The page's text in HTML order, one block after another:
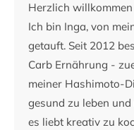
Herzlich
Ich bin Inga, von
getauft. Seit 2012
Carb Ernährung -
meiner Hashimoto-
gesund zu leben
es liebt kreativ zu